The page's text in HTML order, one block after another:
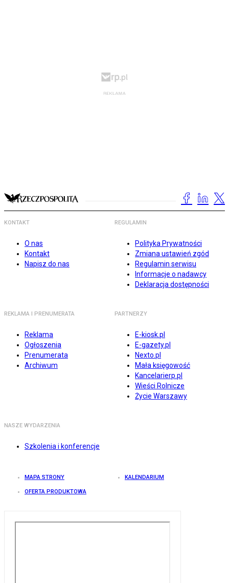
KONTAKT
O nas
Kontakt
Napisz do nas
REGULAMIN
Polityka Prywatności
Zmiana ustawień zgód
Regulamin serwisu
Informacje o nadawcy
Deklaracja dostępności
REKLAMA I PRENUMERATA
Reklama
Ogłoszenia
Prenumerata
Archiwum
PARTNERZY
E-kiosk.pl
E-gazety.pl
Nexto.pl
Mała księgowość
Kancelarierp.pl
Wieści Rolnicze
Życie Warszawy
NASZE WYDARZENIA
Szkolenia i konferencje
MAPA STRONY KALENDARIUM
OFERTA PRODUKTOWA